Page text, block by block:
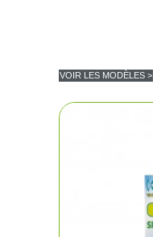
VOIR LES MODÈLES >